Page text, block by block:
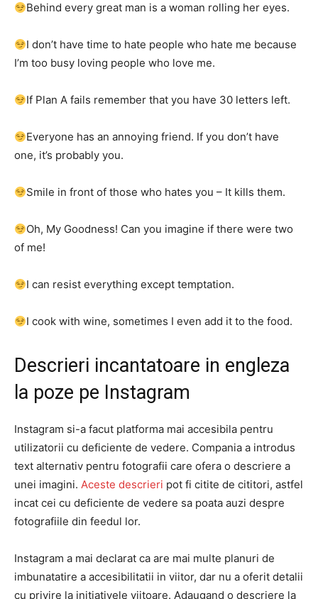
Behind every great man is a woman rolling her eyes.
I don’t have time to hate people who hate me because
I’m too busy loving people who love me.
If Plan A fails remember that you have 30 letters left.
Everyone has an annoying friend. If you don’t have
one, it’s probably you.
Smile in front of those who hates you – It kills them.
Oh, My Goodness! Can you imagine if there were two
of me!
I can resist everything except temptation.
I cook with wine, sometimes I even add it to the food.
Descrieri incantatoare in engleza
la poze pe Instagram
Instagram si-a facut platforma mai accesibila pentru
utilizatorii cu deficiente de vedere. Compania a introdus
text alternativ pentru fotografii care ofera o descriere a
unei imagini. Aceste descrieri pot fi citite de cititori, astfel
incat cei cu deficiente de vedere sa poata auzi despre
fotografiile din feedul lor.
Instagram a mai declarat ca are mai multe planuri de
imbunatatire a accesibilitatii in viitor, dar nu a oferit detalii
cu privire la initiativele viitoare. Adaugand o descriere la